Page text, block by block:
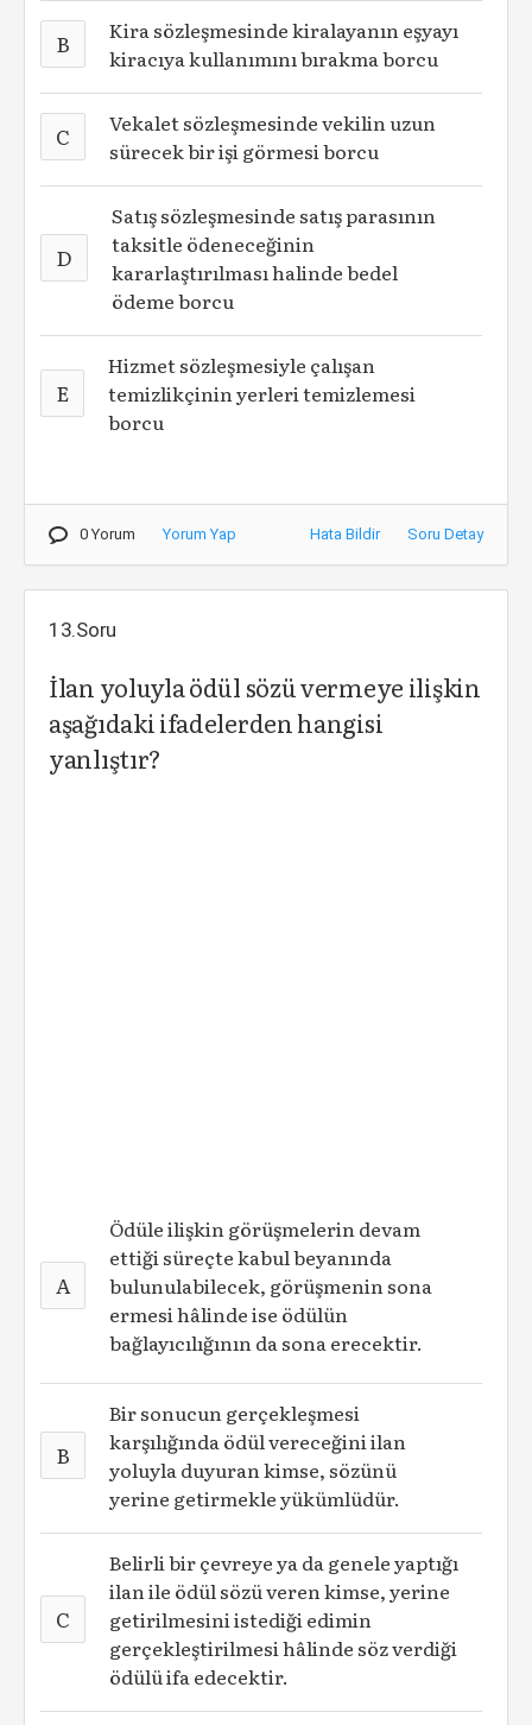
B
Kira sözleşmesinde kiralayanın eşyayı
kiracıya kullanımını bırakma borcu
C
Vekalet sözleşmesinde vekilin uzun
sürecek bir işi görmesi borcu
D
Satış sözleşmesinde satış parasının
taksitle ödeneceğinin
kararlaştırılması halinde bedel
ödeme borcu
E
Hizmet sözleşmesiyle çalışan
temizlikçinin yerleri temizlemesi
borcu
0 Yorum Yorum Yap Hata Bildir Soru Detay
13.Soru
İlan yoluyla ödül sözü vermeye ilişkin
aşağıdaki ifadelerden hangisi
yanlıştır?
A
Ödüle ilişkin görüşmelerin devam
ettiği süreçte kabul beyanında
bulunulabilecek, görüşmenin sona
ermesi hâlinde ise ödülün
bağlayıcılığının da sona erecektir.
B
Bir sonucun gerçekleşmesi
karşılığında ödül vereceğini ilan
yoluyla duyuran kimse, sözünü
yerine getirmekle yükümlüdür.
C
Belirli bir çevreye ya da genele yaptığı
ilan ile ödül sözü veren kimse, yerine
getirilmesini istediği edimin
gerçekleştirilmesi hâlinde söz verdiği
ödülü ifa edecektir.